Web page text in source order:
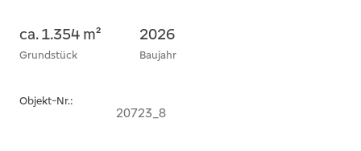
ca. 1.354 m²
Grundstück
2026
Baujahr
Objekt-Nr.:
20723_8